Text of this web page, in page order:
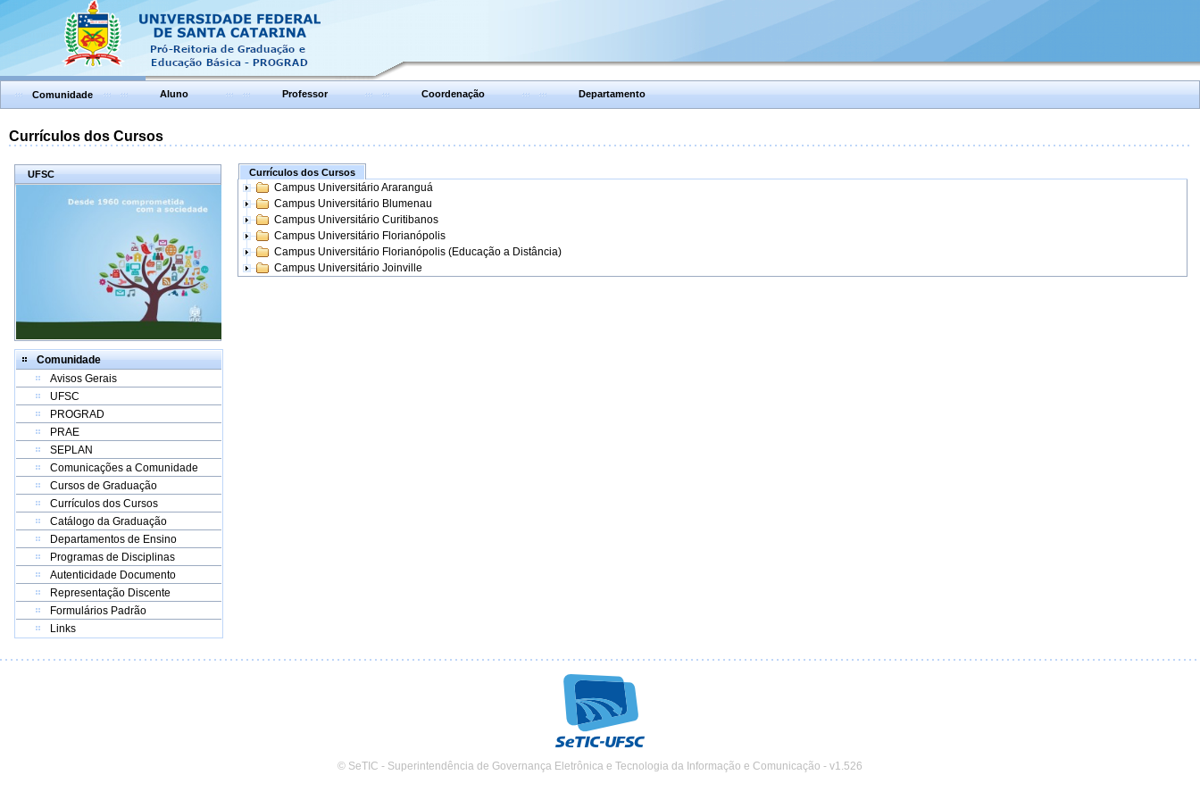
Comunidade Aluno Professor Coordenação Departamento
Currículos dos Cursos
UFSC
Comunidade
Avisos Gerais
UFSC
PROGRAD
PRAE
SEPLAN
Comunicações a Comunidade
Cursos de Graduação
Currículos dos Cursos
Catálogo da Graduação
Departamentos de Ensino
Programas de Disciplinas
Autenticidade Documento
Representação Discente
Formulários Padrão
Links
Currículos dos Cursos
Campus Universitário Araranguá
Campus Universitário Blumenau
Campus Universitário Curitibanos
Campus Universitário Florianópolis
Campus Universitário Florianópolis (Educação a Distância)
Campus Universitário Joinville
© SeTIC - Superintendência de Governança Eletrônica e Tecnologia da Informação e Comunicação - v1.526